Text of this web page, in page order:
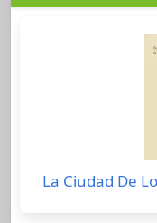
La Ciudad De